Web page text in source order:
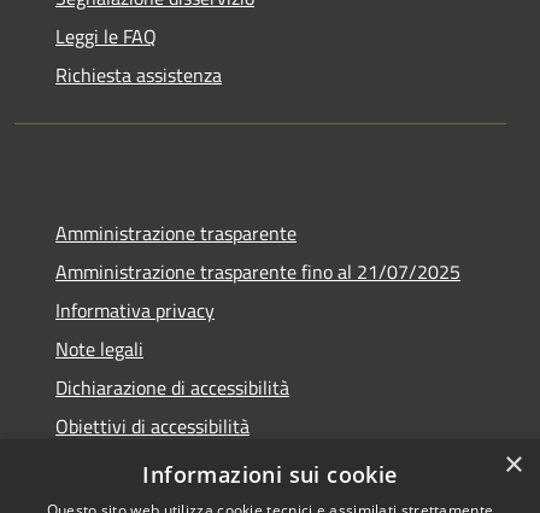
Leggi le FAQ
Richiesta assistenza
Amministrazione trasparente
Amministrazione trasparente fino al 21/07/2025
Informativa privacy
Note legali
Dichiarazione di accessibilità
Obiettivi di accessibilità
Piano di miglioramento
×
Informazioni sui cookie